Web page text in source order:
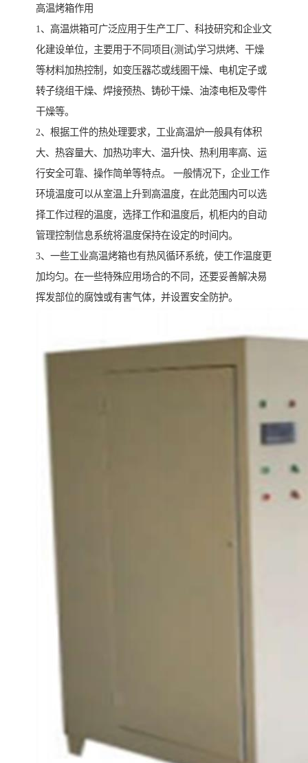
高温烤箱作用
1、高温烘箱可广泛应用于生产工厂、科技研究和企业文
化建设单位，主要用于不同项目(测试)学习烘烤、干燥
等材料加热控制，如变压器芯或线圈干燥、电机定子或
转子绕组干燥、焊接预热、铸砂干燥、油漆电柜及零件
干燥等。
2、根据工件的热处理要求，工业高温炉一般具有体积
大、热容量大、加热功率大、温升快、热利用率高、运
行安全可靠、操作简单等特点。 一般情况下，企业工作
环境温度可以从室温上升到高温度，在此范围内可以选
择工作过程的温度，选择工作和温度后，机柜内的自动
管理控制信息系统将温度保持在设定的时间内。
3、一些工业高温烤箱也有热风循环系统，使工作温度更
加均匀。在一些特殊应用场合的不同，还要妥善解决易
挥发部位的腐蚀或有害气体，并设置安全防护。